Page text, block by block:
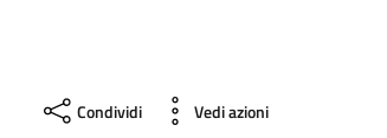
Condividi Vedi azioni